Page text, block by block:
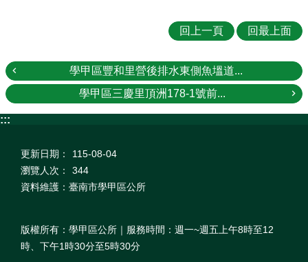
回上一頁 回最上面
學甲區豐和里營後排水東側魚塭道...
學甲區三慶里頂洲178-1號前...
:::
更新日期：
115-08-04
瀏覽人次：
344
資料維護：臺南市學甲區公所
版權所有：學甲區公所｜服務時間：週一~週五上午8時至12
時、下午1時30分至5時30分